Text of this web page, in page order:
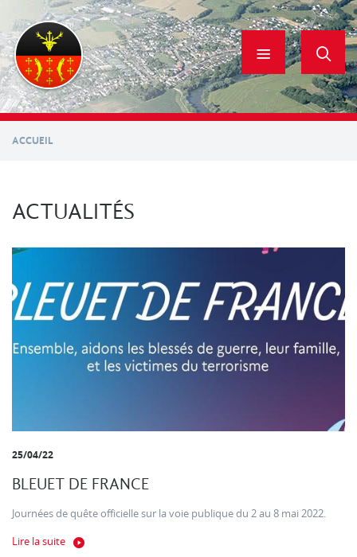
contenu
principal
ACCUEIL
ACTUALITÉS
25/04/22
BLEUET DE FRANCE
Journées de quête officielle sur la voie publique du 2 au 8 mai 2022.
Lire la suite